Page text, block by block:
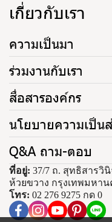
เกี่ยวกับเรา
ความเป็นมา
ร่วมงานกับเรา
สื่อสารองค์กร
นโยบายความเป็น
Q&A ถาม-ตอบ
ที่อยู่: 37/7 ถ. สุทธิสารวิ
ห้วยขวาง กรุงเทพมหาน
โทร: 02 276 9275 กด 0